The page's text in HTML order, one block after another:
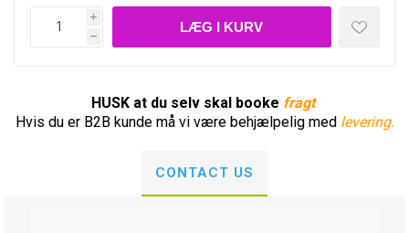
i
h
HUSK at du selv skal booke fragt
Hvis du er B2B kunde må vi være behjælpelig med levering.
CONTACT US